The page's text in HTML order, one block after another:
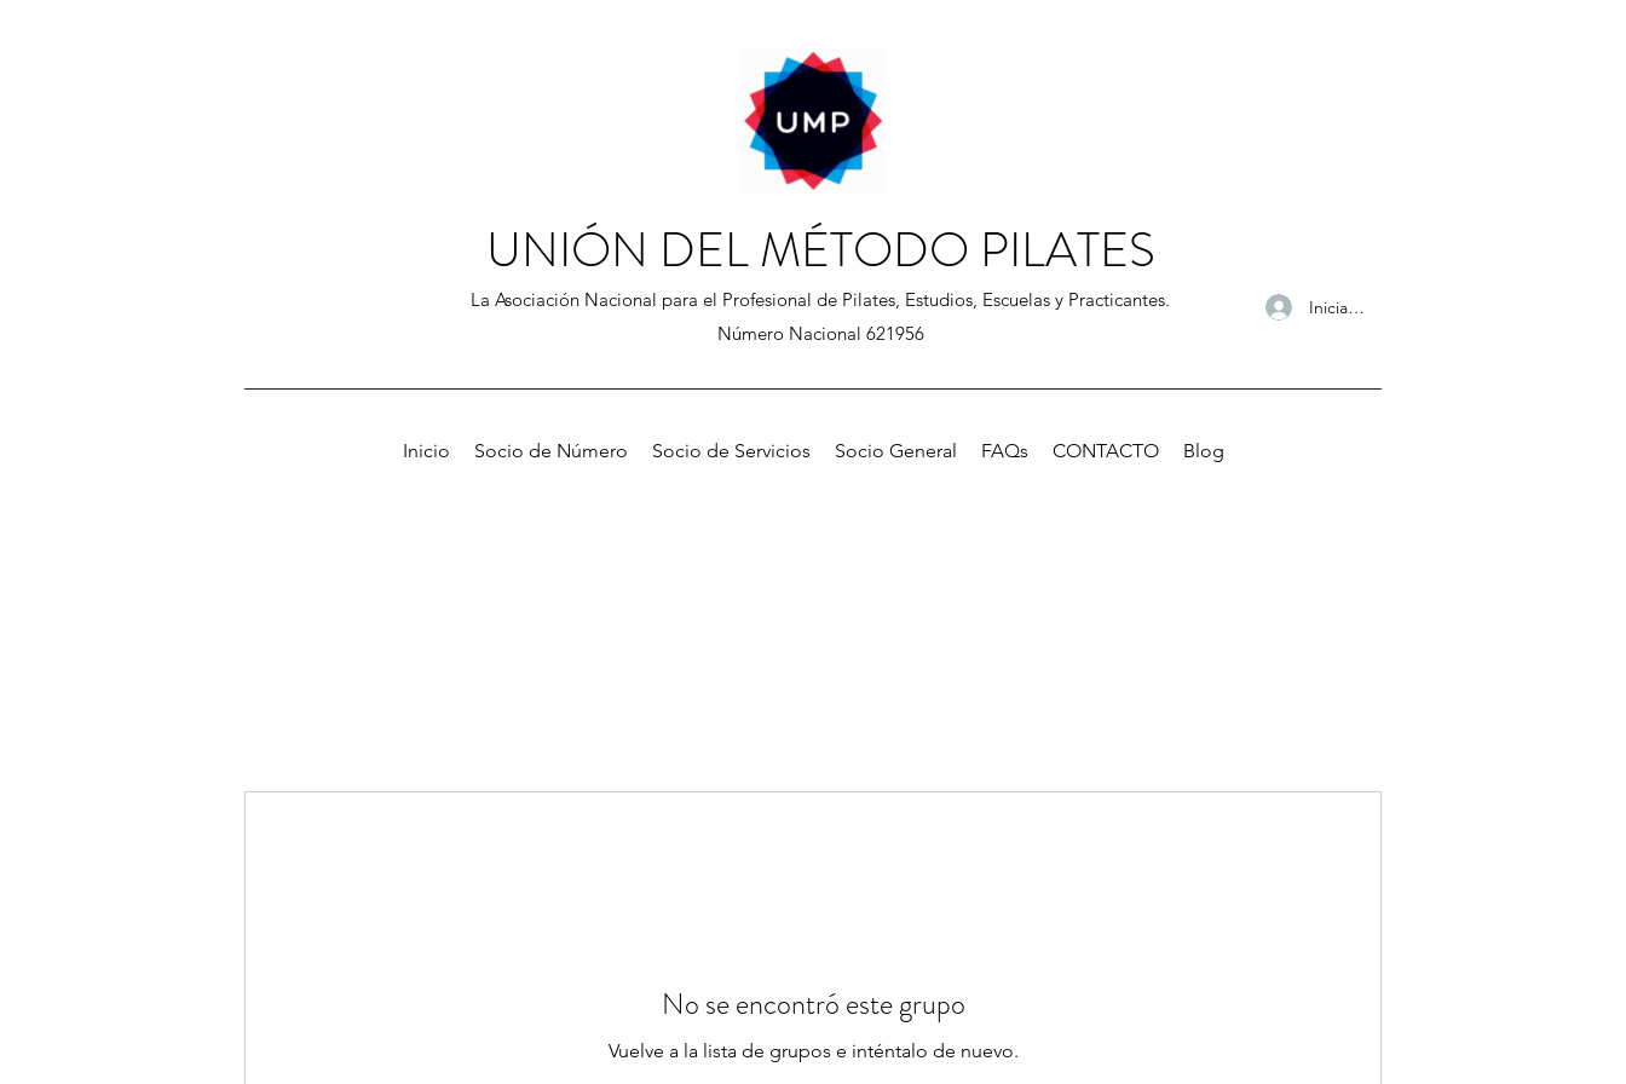
UNIÓN DEL MÉTODO PILATES
La Asociación Nacional para el Profesional de Pilates, Estudios, Escuelas y Practicantes.
Número Nacional 621956
Iniciar sesión
Inicio Socio de Número Socio de Servicios Socio General FAQs CONTACTO Blog
No se encontró este grupo
Vuelve a la lista de grupos e inténtalo de nuevo.